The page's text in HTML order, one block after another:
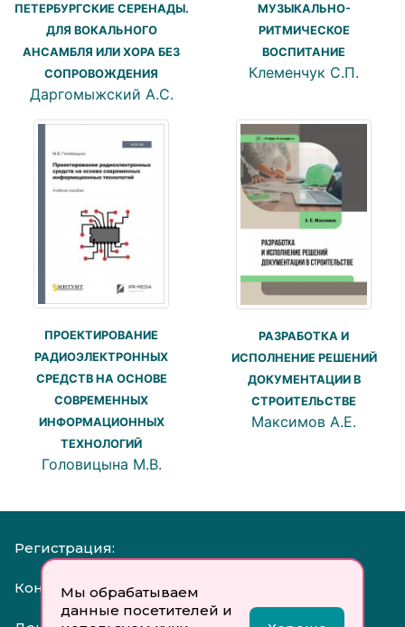
Мы обрабатываем
данные посетителей и
ПЕТЕРБУРГСКИЕ СЕРЕНАДЫ.
ДЛЯ ВОКАЛЬНОГО
АНСАМБЛЯ ИЛИ ХОРА БЕЗ
СОПРОВОЖДЕНИЯ
Даргомыжский А.С.
МУЗЫКАЛЬНО-
РИТМИЧЕСКОЕ
ВОСПИТАНИЕ
Клеменчук С.П.
ПРОЕКТИРОВАНИЕ
РАДИОЭЛЕКТРОННЫХ
СРЕДСТВ НА ОСНОВЕ
СОВРЕМЕННЫХ
ИНФОРМАЦИОННЫХ
ТЕХНОЛОГИЙ
Головицына М.В.
РАЗРАБОТКА И
ИСПОЛНЕНИЕ РЕШЕНИЙ
ДОКУМЕНТАЦИИ В
СТРОИТЕЛЬСТВЕ
Максимов А.Е.
Регистрация:
Контакты: